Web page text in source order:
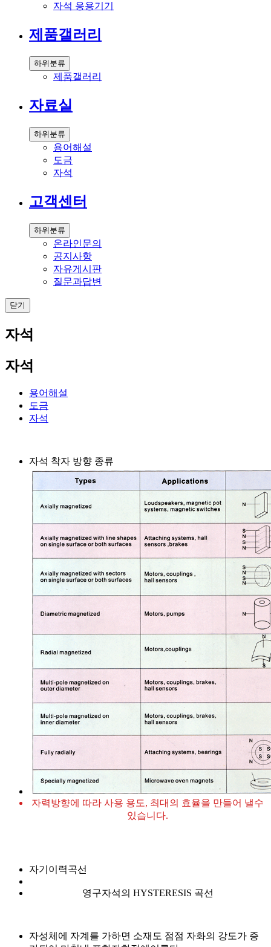
자석 응용기기
제품갤러리
하위분류
제품갤러리
자료실
하위분류
용어해설
도금
자석
고객센터
하위분류
온라인문의
공지사항
자유게시판
질문과답변
닫기
자석
자석
용어해설
도금
자석
자석 착자 방향 종류
자력방향에 따라 사용 용도, 최대의 효율을 만들어 낼수
있습니다.
자기이력곡선
영구자석의 HYSTERESIS 곡선
자성체에 자계를 가하면 소재도 점점 자화의 강도가 증